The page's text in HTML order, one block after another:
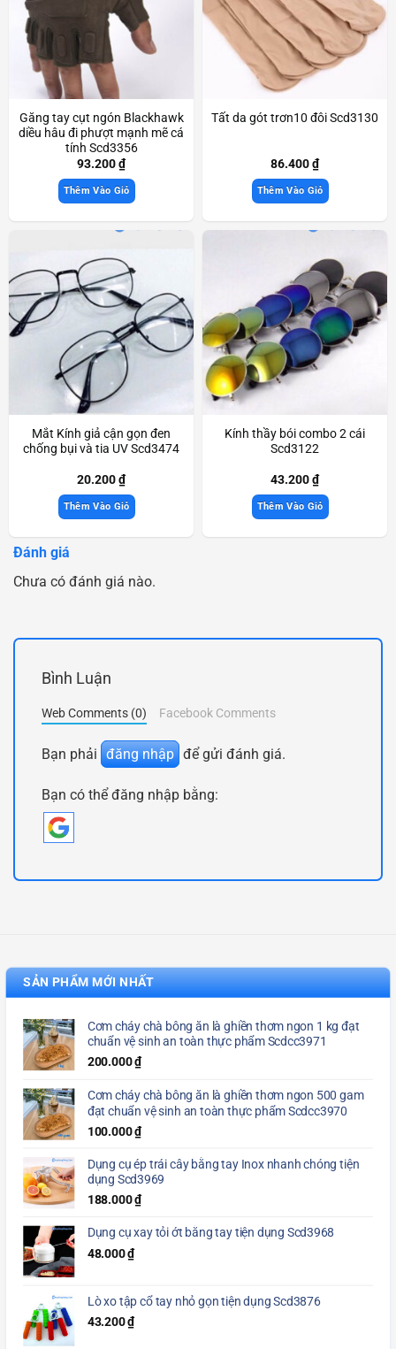
Găng tay cụt ngón Blackhawk
diều hâu đi phượt mạnh mẽ cá
tính Scd3356
93.200₫
Thêm Vào Giỏ
Tất da gót trơn10 đôi Scd3130
86.400₫
Thêm Vào Giỏ
Mắt Kính giả cận gọn đen
chống bụi và tia UV Scd3474
20.200₫
Thêm Vào Giỏ
Kính thầy bói combo 2 cái
Scd3122
43.200₫
Thêm Vào Giỏ
Đánh giá
Chưa có đánh giá nào.
Bình Luận
Web Comments (0) Facebook Comments
Bạn phải đăng nhập để gửi đánh giá.
Bạn có thể đăng nhập bằng:
SẢN PHẨM MỚI NHẤT
Cơm cháy chà bông ăn là ghiền thơm ngon 1 kg đạt
chuẩn vệ sinh an toàn thực phẩm Scdcc3971
200.000₫
Cơm cháy chà bông ăn là ghiền thơm ngon 500 gam
đạt chuẩn vệ sinh an toàn thực phẩm Scdcc3970
100.000₫
Dụng cụ ép trái cây bằng tay Inox nhanh chóng tiện
dụng Scd3969
188.000₫
Dụng cụ xay tỏi ớt bằng tay tiện dụng Scd3968
48.000₫
Lò xo tập cổ tay nhỏ gọn tiện dụng Scd3876
43.200₫